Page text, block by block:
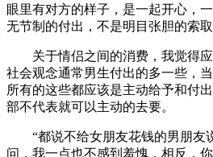
眼里有对方的样子，是一起开心，
无节制的付出，不是明目张胆的索取
关于情侣之间的消费，我觉得
社会观念通常男生付出的多一些，
所有的这些都应该是主动给予和付
部不代表就可以主动的去要。
“都说不给女朋友花钱的男朋友
问，我一点也不感到羞愧，相反，